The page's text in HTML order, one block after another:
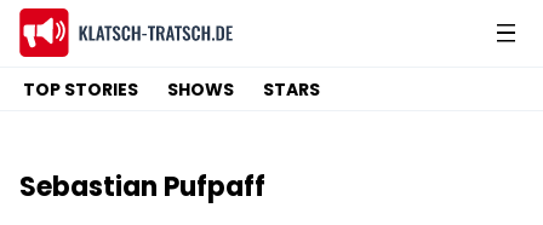
TOP STORIES SHOWS STARS
Sebastian Pufpaff